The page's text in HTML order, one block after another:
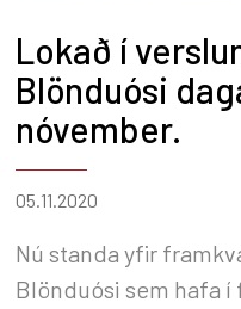
Lokað í
Blönduósi
nóvember.
05.11.2020
Nú standa yfir
Blönduósi sem hafa